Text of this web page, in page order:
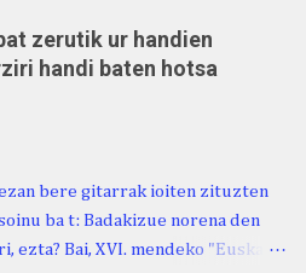
zerutik ur handien
handi baten hotsa
bere gitarrak ioiten zituzten
ba t: Badakizue norena den
ezta? Bai, XVI. mendeko "Euskara